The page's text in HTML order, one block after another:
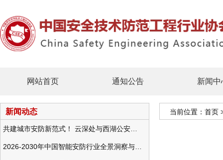
网站首页 通知公告 新闻中
新闻动态 当前位置： 首页